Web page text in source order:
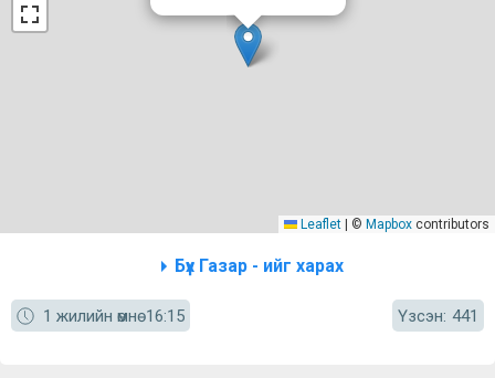
Leaflet © Mapbox contributors
Бүх Газар - ийг харах
1 жилийн өмнө 16:15 Үзсэн: 441